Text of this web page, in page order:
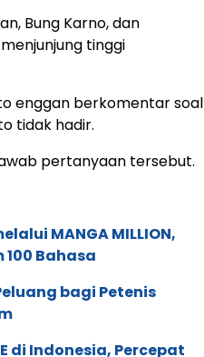
Bung Karno, dan
tinggi
enggan berkomentar soal
tidak hadir.
pertanyaan tersebut.
MANGA MILLION,
Bahasa
bagi Petenis
di Indonesia, Percepat